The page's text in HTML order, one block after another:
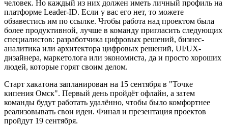
человек. Но каждый из них должен иметь личный профиль на
платформе Leader-ID. Если у вас его нет, то можете
обзавестись им по ссылке. Чтобы работа над проектом была
более продуктивной, лучше в команду пригласить следующих
специалистов: разработчика цифровых решений, бизнес-
аналитика или архитектора цифровых решений, UI/UX-
дизайнера, маркетолога или экономиста, да и просто хороших
людей, которые горят своим делом.
Старт хакатона запланирован на 15 сентября в "Точке
кипения Омск". Первый день пройдёт офлайн, а затем
команды будут работать удалённо, чтобы было комфортнее
реализовывать свои идеи. Финал и презентация проектов
пройдут 19 сентября.